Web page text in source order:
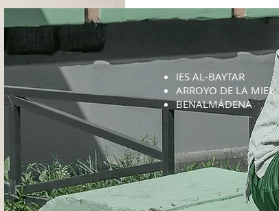
IES AL-BAYTAR
ARROYO DE LA MIEL
BENALMÁDENA